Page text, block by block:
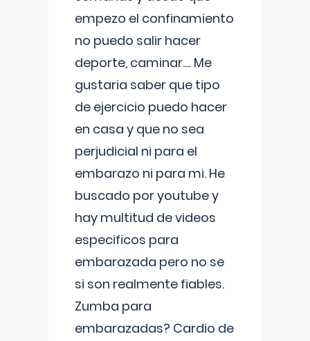
empezo el confinamiento
no puedo salir hacer
deporte, caminar.... Me
gustaria saber que tipo
de ejercicio puedo hacer
en casa y que no sea
perjudicial ni para el
embarazo ni para mi. He
buscado por youtube y
hay multitud de videos
especificos para
embarazada pero no se
si son realmente fiables.
Zumba para
embarazadas? Cardio de